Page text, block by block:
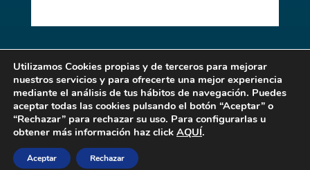
EENCLM. © 2022 | Desarrollado porExpertic
POLITICA DE PRIVACIDAD Y CONDICIONES DE USO
Utilizamos Cookies propias y de terceros para mejorar
nuestros servicios y para ofrecerte una mejor experiencia
mediante el análisis de tus hábitos de navegación. Puedes
aceptar todas las cookies pulsando el botón “Aceptar” o
“Rechazar” para rechazar su uso. Para configurarlas u
obtener más información haz click AQUÍ.
Aceptar Rechazar